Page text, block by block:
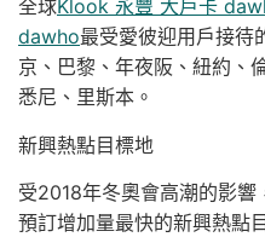
全球Klook 永豐 大戶卡
dawho最受愛彼迎用戶接待
京、巴黎、年夜阪、紐約、
悉尼、里斯本。
新興熱點目標地
受2018年冬奧會高潮的影
預訂增加量最快的新興熱點